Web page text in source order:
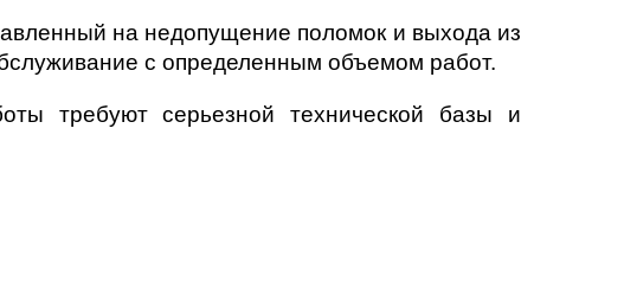
на недопущение поломок и выхода из
с определенным объемом работ.
требуют серьезной технической базы и